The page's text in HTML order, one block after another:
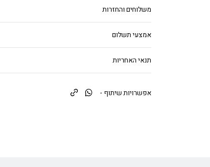
משלוחים והחזרות
אמצעי תשלום
תנאי האחריות
אפשרויות שיתוף -